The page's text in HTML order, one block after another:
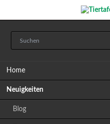
Home
Neuigkeiten
Blog